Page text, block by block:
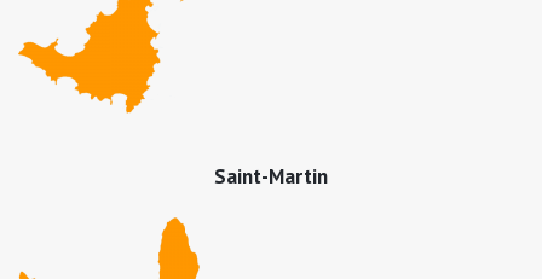
Saint-Martin